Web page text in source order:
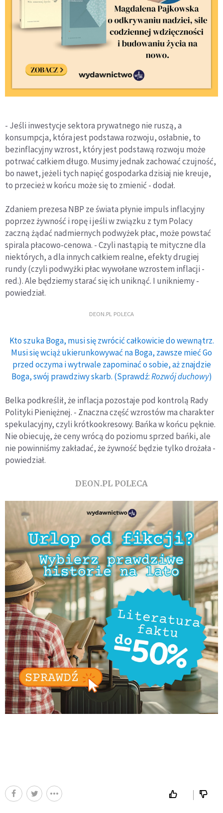
- Jeśli inwestycje sektora prywatnego nie ruszą, a
konsumpcja, która jest podstawa rozwoju, osłabnie, to
bezinflacyjny wzrost, który jest podstawą rozwoju może
potrwać całkiem długo. Musimy jednak zachować czujność,
bo nawet, jeżeli tych napięć gospodarka dzisiaj nie kreuje,
to przecież w końcu może się to zmienić - dodał.
Zdaniem prezesa NBP ze świata płynie impuls inflacyjny
poprzez żywność i ropę i jeśli w związku z tym Polacy
zaczną żądać nadmiernych podwyżek płac, może powstać
spirala płacowo-cenowa. - Czyli nastąpią te mityczne dla
niektórych, a dla innych całkiem realne, efekty drugiej
rundy (czyli podwyżki płac wywołane wzrostem inflacji -
red.). Ale będziemy starać się ich uniknąć. I unikniemy -
powiedział.
DEON.PL POLECA
Kto szuka Boga, musi się zwrócić całkowicie do wewnątrz.
Musi się wciąż ukierunkowywać na Boga, zawsze mieć Go
przed oczyma i wytrwale zapominać o sobie, aż znajdzie
Boga, swój prawdziwy skarb. (Sprawdź:Rozwój duchowy)
Belka podkreślił, że inflacja pozostaje pod kontrolą Rady
Polityki Pieniężnej. - Znaczna część wzrostów ma charakter
spekulacyjny, czyli krótkookresowy. Bańka w końcu pęknie.
Nie obiecuję, że ceny wrócą do poziomu sprzed bańki, ale
nie powinniśmy zakładać, że żywność będzie tylko drożała -
powiedział.
DEON.PL POLECA